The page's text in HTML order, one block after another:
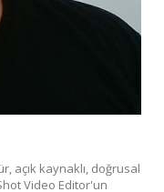
açık kaynaklı, doğrusal
Video Editor'un